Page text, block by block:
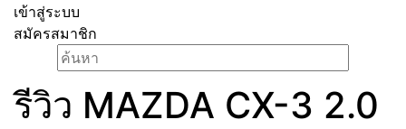
เข้าสู่ระบบ
สมัครสมาชิก
รีวิว MAZDA CX-3 2.0